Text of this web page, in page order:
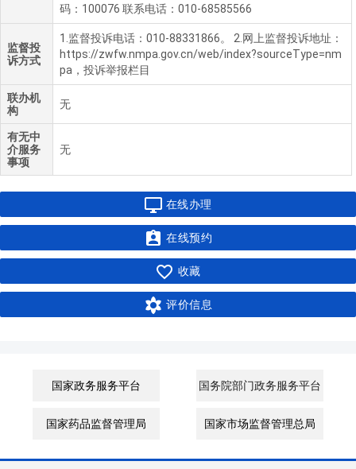
码：100076 联系电话：010-68585566
监督投
诉方式
1.监督投诉电话：010-88331866。 2.网上监督投诉地址：
https://zwfw.nmpa.gov.cn/web/index?sourceType=nm
pa，投诉举报栏目
联办机
构
无
有无中
介服务
事项
无
 在线办理
 在线预约
 收藏
 评价信息
国家政务服务平台 国务院部门政务服务平台
国家药品监督管理局 国家市场监督管理总局